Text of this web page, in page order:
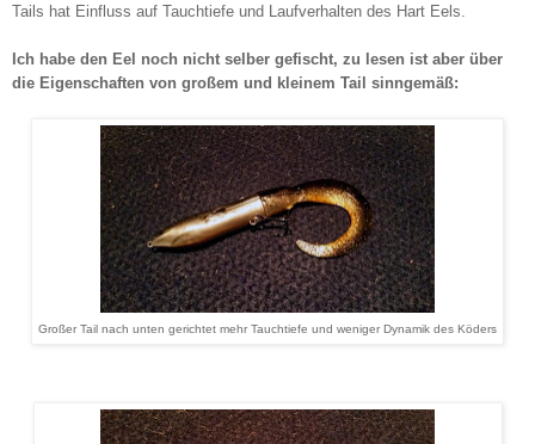
Tails hat Einfluss auf Tauchtiefe und Laufverhalten des Hart Eels.
Ich habe den Eel noch nicht selber gefischt, zu lesen ist aber über
die Eigenschaften von großem und kleinem Tail sinngemäß:
Großer Tail nach unten gerichtet mehr Tauchtiefe und weniger Dynamik des Köders